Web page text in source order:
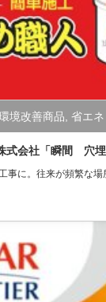
境改善商品 省エ
式会社「瞬間 穴埋
事に。往来が頻繁な